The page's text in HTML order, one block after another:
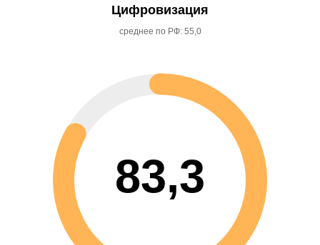
Цифровизация
среднее по РФ: 55,0
83,3